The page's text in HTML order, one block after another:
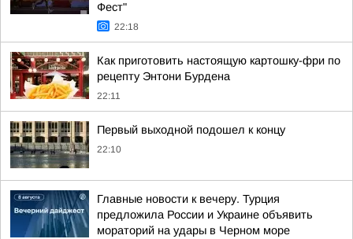
Фест"
22:18
Как приготовить настоящую картошку-фри по
рецепту Энтони Бурдена
22:11
Первый выходной подошел к концу
22:10
Главные новости к вечеру. Турция
предложила России и Украине объявить
мораторий на удары в Черном море